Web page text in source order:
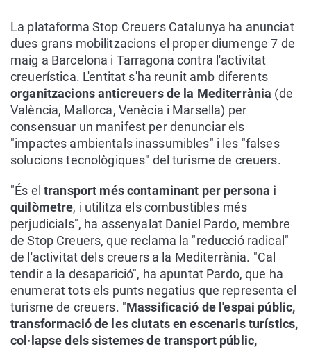
La plataforma Stop Creuers Catalunya ha anunciat
dues grans mobilitzacions el proper diumenge 7 de
maig a Barcelona i Tarragona contra l'activitat
creuerística. L'entitat s'ha reunit amb diferents
organitzacions anticreuers de la Mediterrània (de
València, Mallorca, Venècia i Marsella) per
consensuar un manifest per denunciar els
"impactes ambientals inassumibles" i les "falses
solucions tecnològiques" del turisme de creuers.
"És el transport més contaminant per persona i
quilòmetre, i utilitza els combustibles més
perjudicials", ha assenyalat Daniel Pardo, membre
de Stop Creuers, que reclama la "reducció radical"
de l'activitat dels creuers a la Mediterrània. "Cal
tendir a la desaparició", ha apuntat Pardo, que ha
enumerat tots els punts negatius que representa el
turisme de creuers. "Massificació de l'espai públic,
transformació de les ciutats en escenaris turístics,
col·lapse dels sistemes de transport públic,